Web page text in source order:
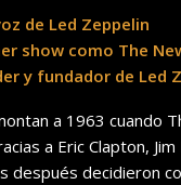
de Led Zeppelin
show como The
y fundador de Led
a 1963 cuando
a Eric Clapton,
después decidieron